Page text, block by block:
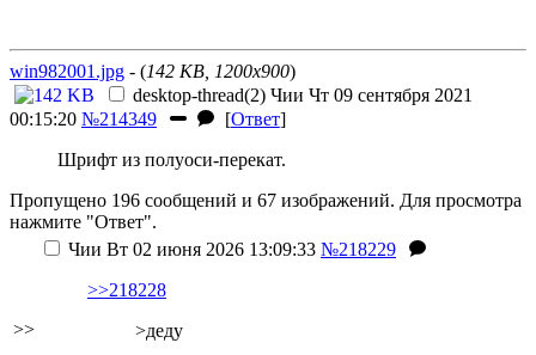
win982001.jpg - (142 KB, 1200x900)
desktop-thread(2) Чии Чт 09 сентября 2021
00:15:20 №214349 [Ответ]
Шрифт из полуоси-перекат.
Пропущено 196 сообщений и 67 изображений. Для просмотра
нажмите "Ответ".
>>
Чии Вт 02 июня 2026 13:09:33 №218229
>>218228
>деду